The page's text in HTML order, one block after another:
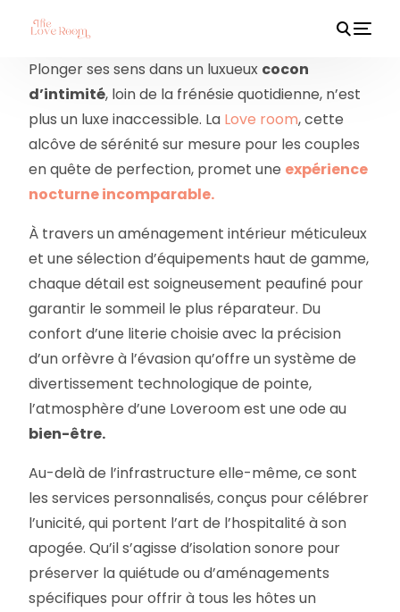
Plonger ses sens dans un luxueux cocon
d’intimité, loin de la frénésie quotidienne, n’est
plus un luxe inaccessible. La Love room, cette
alcôve de sérénité sur mesure pour les couples
en quête de perfection, promet une expérience
nocturne incomparable.
À travers un aménagement intérieur méticuleux
et une sélection d’équipements haut de gamme,
chaque détail est soigneusement peaufiné pour
garantir le sommeil le plus réparateur. Du
confort d’une literie choisie avec la précision
d’un orfèvre à l’évasion qu’offre un système de
divertissement technologique de pointe,
l’atmosphère d’une Loveroom est une ode au
bien-être.
Au-delà de l’infrastructure elle-même, ce sont
les services personnalisés, conçus pour célébrer
l’unicité, qui portent l’art de l’hospitalité à son
apogée. Qu’il s’agisse d’isolation sonore pour
préserver la quiétude ou d’aménagements
spécifiques pour offrir à tous les hôtes un